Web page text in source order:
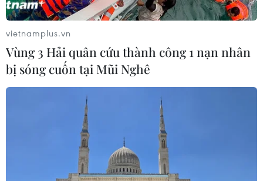
Iran và Saudi Arabia xúc tiến cuộc gặp
cấp ngoại trưởng
vietnamplus.vn
Vùng 3 Hải quân cứu thành công 1 nạn nhân
bị sóng cuốn tại Mũi Nghê